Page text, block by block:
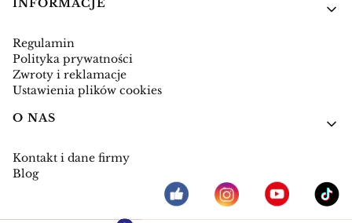
INFORMACJE
Regulamin
Polityka prywatności
Zwroty i reklamacje
Ustawienia plików cookies
O NAS
Kontakt i dane firmy
Blog